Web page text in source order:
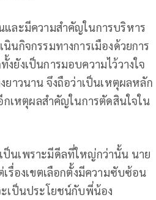
และมีความสำคัญในการบริหาร
นกิจกรรมทางการเมืองด้วยการ
ยังเป็นการมอบความไว้วางใจ
าวนาน จึงถือว่าเป็นเหตุผลหลัก
เหตุผลสำคัญในการตัดสินใจใน
นเพราะมีดีลที่ใหญ่กว่านั้น นาย
รื่องเขตเลือกตั้งมีความซับซ้อน
เป็นประโยชน์กับพี่น้อง